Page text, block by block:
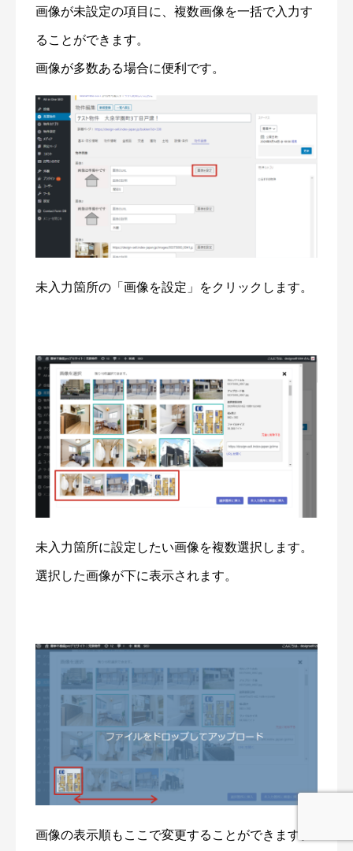
画像が未設定の項目に、複数画像を一括で入力す
ることができます。
画像が多数ある場合に便利です。
未入力箇所の「画像を設定」をクリックします。
未入力箇所に設定したい画像を複数選択します。
選択した画像が下に表示されます。
画像の表示順もここで変更することができます。